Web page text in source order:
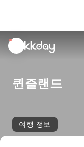
unread
notifications
퀸즐랜드
여행 정보